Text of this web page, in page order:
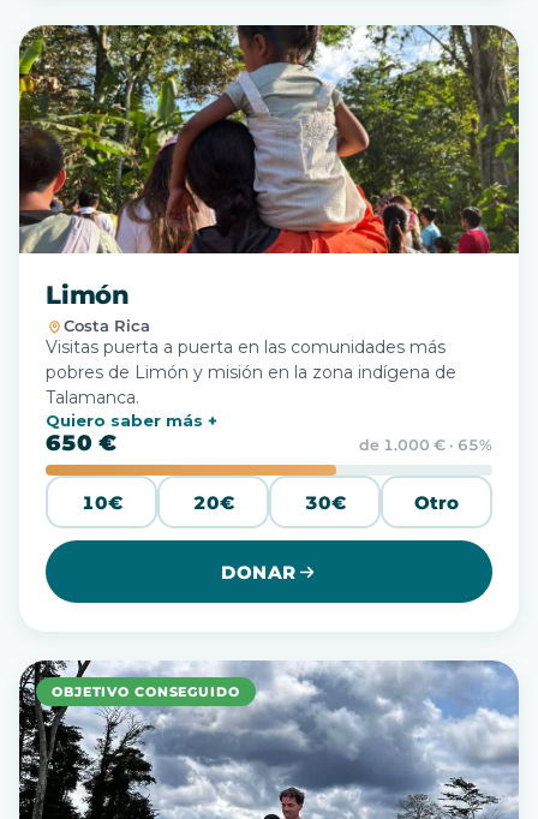
Limón
Costa Rica
Visitas puerta a puerta en las comunidades más
pobres de Limón y misión en la zona indígena de
Talamanca.
Quiero saber más
650 € de 1.000 € · 65%
10€ 20€ 30€ Otro
DONAR
OBJETIVO CONSEGUIDO